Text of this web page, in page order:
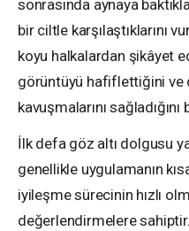
sonrasında aynaya
bir ciltle karşılaştıklarını
koyu halkalardan şikâyet
görüntüyü hafiflettiğini ve
kavuşmalarını sağladığını
İlk defa göz altı dolgusu
genellikle uygulamanın
iyileşme sürecinin hızlı
değerlendirmelere